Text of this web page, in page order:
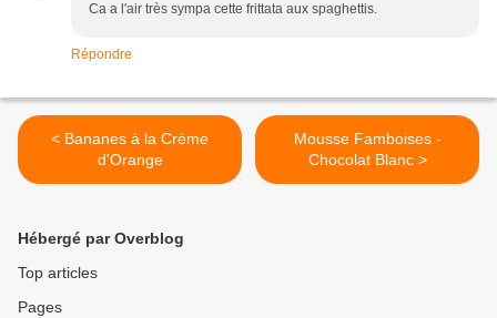
Ca a l'air très sympa cette frittata aux spaghettis.
Répondre
< Bananes à la Crème
d'Orange
Mousse Famboises -
Chocolat Blanc >
Hébergé par Overblog
Top articles
Pages